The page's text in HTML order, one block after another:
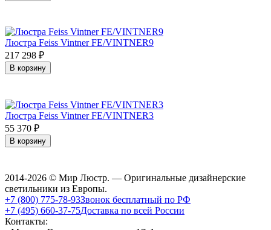
Люстра Feiss Vintner FE/VINTNER9
217 298 ₽
В корзину
Люстра Feiss Vintner FE/VINTNER3
55 370 ₽
В корзину
2014-2026 © Мир Люстр. — Оригинальные дизайнерские
светильники из Европы.
+7 (800) 775-78-93Звонок бесплатный по РФ
+7 (495) 660-37-75Доставка по всей России
Контакты: